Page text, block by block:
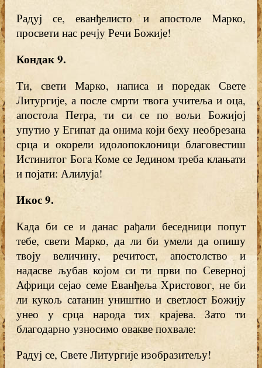
Радуј се, еванђелисто и апостоле Марко,
просвети нас речју Речи Божије!
Кондак 9.
Ти, свети Марко, написа и поредак Свете
Литургије, а после смрти твога учитеља и оца,
апостола Петра, ти си се по вољи Божијој
упутио у Египат да онима који беху необрезана
срца и окорели идолопоклоници благовестиш
Истинитог Бога Коме се Једином треба клањати
и појати: Алилуја!
Икос 9.
Када би се и данас рађали беседници попут
тебе, свети Марко, да ли би умели да опишу
твоју величину, речитост, апостолство и
надасве љубав којом си ти први по Северној
Африци сејао семе Еванђеља Христовог, не би
ли кукољ сатанин уништио и светлост Божију
унео у срца народа тих крајева. Зато ти
благодарно узносимо овакве похвале:
Радуј се, Свете Литургије изобразитељу!